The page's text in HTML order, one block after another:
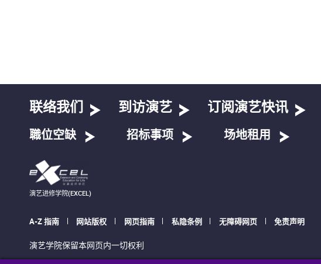
联络我们 到访演艺 订阅演艺快讯
職位空缺 招标事项 场地租用
演艺进修学院(EXCEL)
A-Z 指南 网站版权 网页指南 私隐条例 无障碍网页 免责声明
演艺学院保留本网页内一切权利